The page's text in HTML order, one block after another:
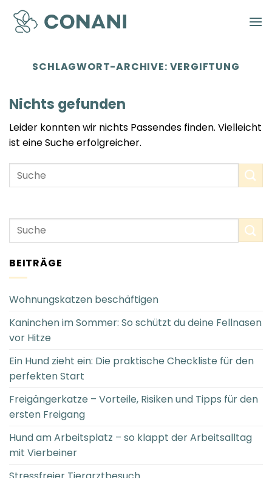
Zum
Inhalt
springen
SCHLAGWORT-ARCHIVE: VERGIFTUNG
Nichts gefunden
Leider konnten wir nichts Passendes finden. Vielleicht
ist eine Suche erfolgreicher.
BEITRÄGE
Wohnungskatzen beschäftigen
Kaninchen im Sommer: So schützt du deine Fellnasen
vor Hitze
Ein Hund zieht ein: Die praktische Checkliste für den
perfekten Start
Freigängerkatze – Vorteile, Risiken und Tipps für den
ersten Freigang
Hund am Arbeitsplatz – so klappt der Arbeitsalltag
mit Vierbeiner